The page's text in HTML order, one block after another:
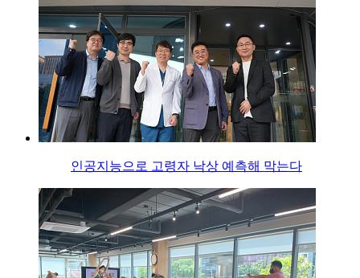
인공지능으로 고령자 낙상 예측해 막는다